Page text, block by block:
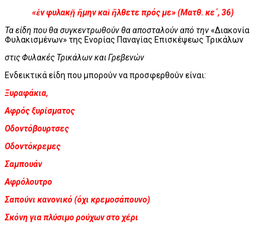
«ἐν φυλακῇ ἤμην καὶ ἤλθετε πρός με» (Ματθ. κε΄, 36)
Τα είδη που θα συγκεντρωθούν θα αποσταλούν από την«Διακονία
Φυλακισμένων» της Ενορίας Παναγίας Επισκέψεως Τρικάλων
στις Φυλακές Τρικάλων και Γρεβενών
Ενδεικτικά είδη που μπορούν να προσφερθούν είναι:
Ξυραφάκια,
Αφρός ξυρίσματος
Οδοντόβουρτσες
Οδοντόκρεμες
Σαμπουάν
Αφρόλουτρο
Σαπούνι κανονικό (όχι κρεμοσάπουνο)
Σκόνη για πλύσιμο ρούχων στο χέρι